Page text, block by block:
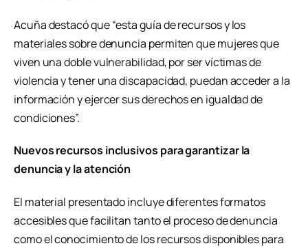
Acuña destacó que “esta guía de recursos y los
materiales sobre denuncia permiten que mujeres que
viven una doble vulnerabilidad, por ser víctimas de
violencia y tener una discapacidad, puedan acceder a la
información y ejercer sus derechos en igualdad de
condiciones”.
Nuevos recursos inclusivos para garantizar la
denuncia y la atención
El material presentado incluye diferentes formatos
accesibles que facilitan tanto el proceso de denuncia
como el conocimiento de los recursos disponibles para